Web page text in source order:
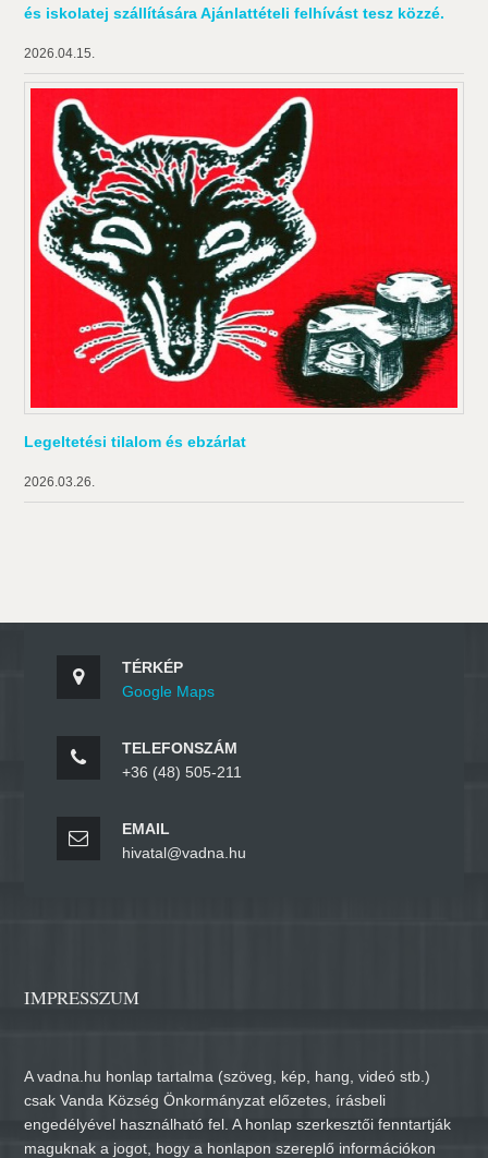
és iskolatej szállítására Ajánlattételi felhívást tesz közzé.
2026.04.15.
Legeltetési tilalom és ebzárlat
2026.03.26.
TÉRKÉP
Google Maps
TELEFONSZÁM
+36 (48) 505-211
EMAIL
hivatal@vadna.hu
IMPRESSZUM
A vadna.hu honlap tartalma (szöveg, kép, hang, videó stb.)
csak Vanda Község Önkormányzat előzetes, írásbeli
engedélyével használható fel. A honlap szerkesztői fenntartják
maguknak a jogot, hogy a honlapon szereplő információkon